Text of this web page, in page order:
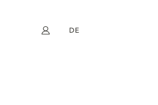
Mein Konto
DE